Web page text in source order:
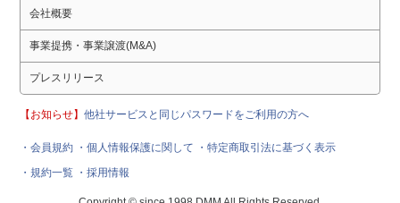
会社概要
事業提携・事業譲渡(M&A)
プレスリリース
【お知らせ】他社サービスと同じパスワードをご利用の方へ
・会員規約 ・個人情報保護に関して
・特定商取引法に基づく表示
・規約一覧 ・採用情報